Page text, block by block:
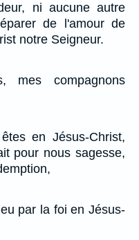
ni aucune autre
de l'amour de
notre Seigneur.
mes compagnons
en Jésus-Christ,
pour nous sagesse,
par la foi en Jésus-